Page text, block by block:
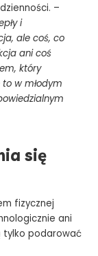
–
i
ale coś, co
ani coś
który
w młodym
się
fizycznej
ani
tylko podarować